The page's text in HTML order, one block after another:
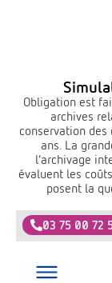
Obligation est
archives
conservation
ans. La
l’archivage
évaluent les
posent la